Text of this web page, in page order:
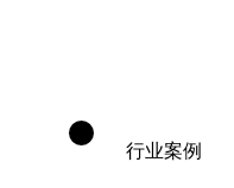
行业案例